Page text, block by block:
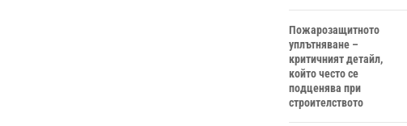
Пожарозащитното
уплътняване –
критичният детайл,
който често се
подценява при
строителството